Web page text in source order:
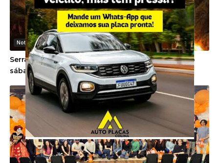
Noticias Gerais
Serra do Rio do Rastro será interditada no próximo
sábado devido a evento esportivo